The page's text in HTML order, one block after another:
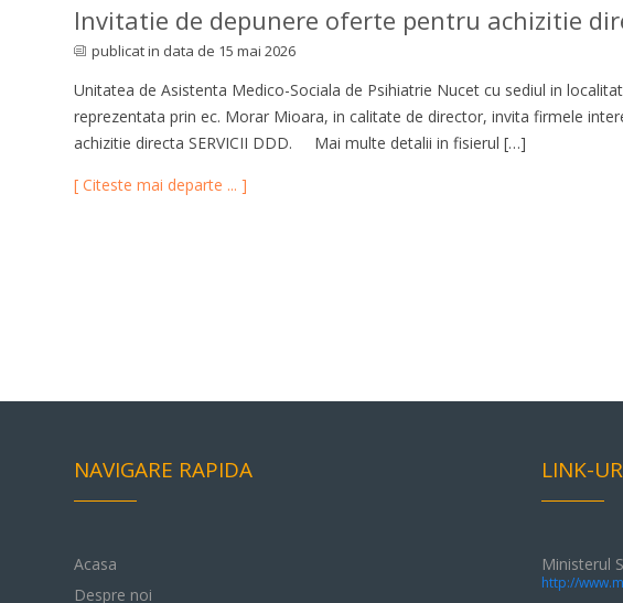
Invitatie de depunere oferte pentru achizitie
publicat in data de 15 mai 2026
Unitatea de Asistenta Medico-Sociala de Psihiatrie Nucet cu sediul in
reprezentata prin ec. Morar Mioara, in calitate de director, invita firmele
achizitie directa SERVICII DDD. Mai multe detalii in fisierul […]
[ Citeste mai departe ... ]
NAVIGARE RAPIDA
Acasa
Despre noi
LINK-
Ministerul
http://